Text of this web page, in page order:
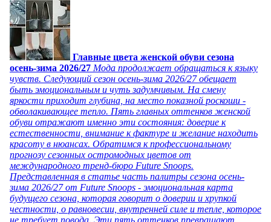
Главные цвета женской обуви сезона
осень-зима 2026/27 Мода продолжает обращаться к языку
чувств. Следующий сезон осень-зима 2026/27 обещает
быть эмоциональным и чуть задумчивым. На смену
яркости приходит глубина, на место показной роскоши -
обволакивающее тепло. Пять главных оттенков женской
обуви отражают именно эти состояния: доверие к
естественности, внимание к фактуре и желание находить
красоту в нюансах. Обратимся к профессиональному
прогнозу сезонных остромодных цветов от
международного тренд-бюро Future Snoops.
Представленная в статье часть палитры сезона осень-
зима 2026/27 от Future Snoops - эмоциональная карта
будущего сезона, которая говорит о доверии и хрупкой
честности, о равновесии, внутренней силе и тепле, которое
не требует повода. Эти пять оттенков превращают